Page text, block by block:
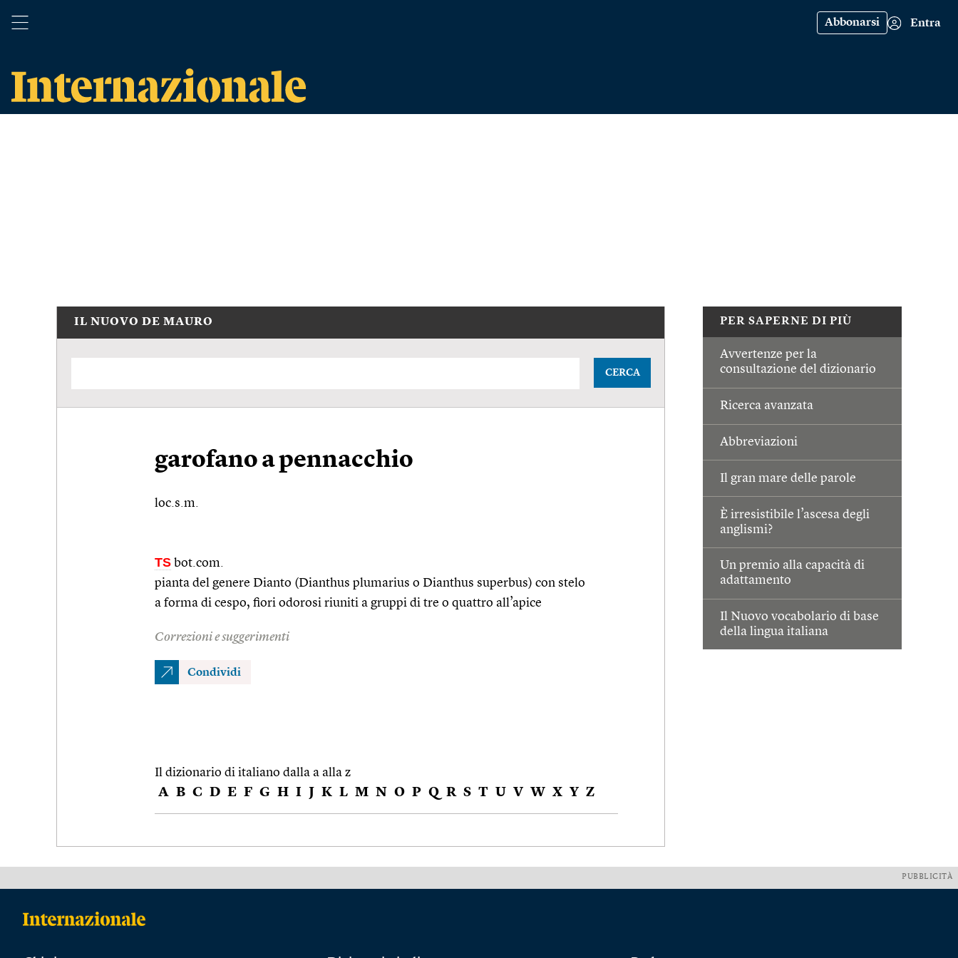
Abbonarsi Entra
PER SAPERNE DI PIÙ
Avvertenze per la
consultazione del dizionario
Ricerca avanzata
Abbreviazioni
Il gran mare delle parole
È irresistibile l’ascesa degli
anglismi?
Un premio alla capacità di
adattamento
Il Nuovo vocabolario di base
della lingua italiana
IL NUOVO DE MAURO
CERCA
garofano a pennacchio
loc.s.m.
TS bot.com.
pianta del genere Dianto (Dianthus plumarius o Dianthus superbus) con stelo
a forma di cespo, fiori odorosi riuniti a gruppi di tre o quattro all’apice
Correzioni e suggerimenti
Condividi
Il dizionario di italiano dalla a alla z
A B C D E F G H I J K L M N O P Q R S T U V W X Y Z
PUBBLICITÀ